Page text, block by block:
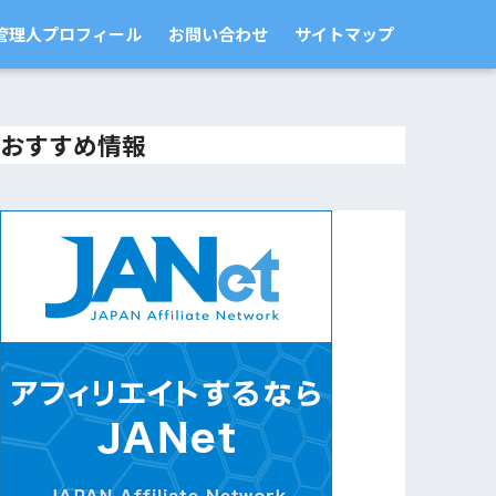
理人プロフィール お問い合わせ サイトマップ
おすすめ情報